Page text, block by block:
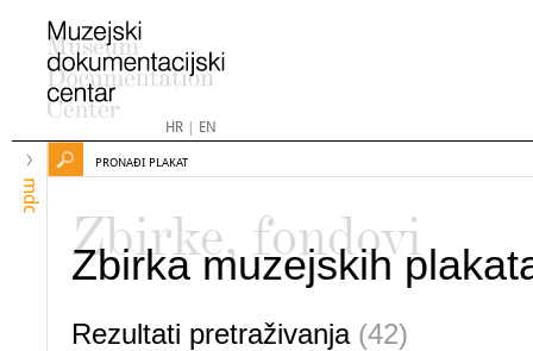
HR| EN
mdc
PRONAĐI PLAKAT
Zbirke, fondovi
Zbirka muzejskih
Rezultati pretraživanja (42)